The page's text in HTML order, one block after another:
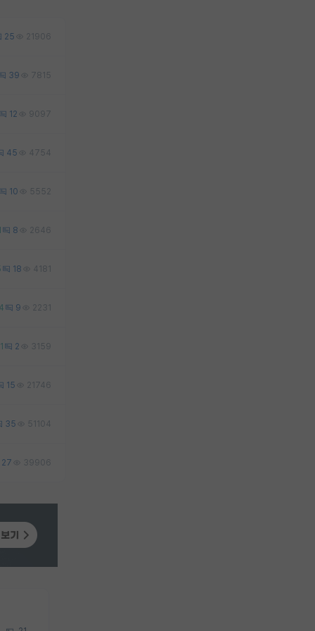
25 21906
39 7815
12 9097
45 4754
10 5552
8 2646
18 4181
9 2231
1 2 3159
15 21746
35 51104
27 39906